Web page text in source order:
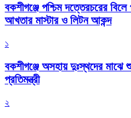
বকশীগঞ্জে পশ্চিম দত্তেরচরের
আখতার মাস্টার ও লিটন আকন্দ
১
বকশীগঞ্জে অসহায় দুঃস্থদের
প্রতিমন্ত্রী
২